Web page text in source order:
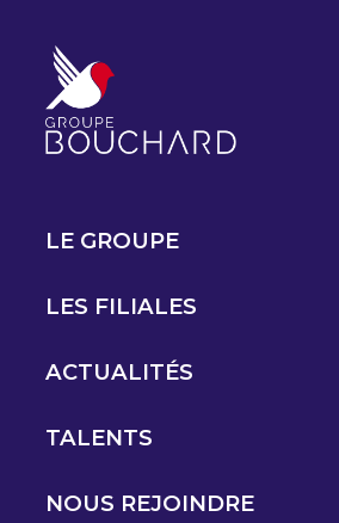
LE GROUPE
LES FILIALES
ACTUALITÉS
TALENTS
NOUS REJOINDRE